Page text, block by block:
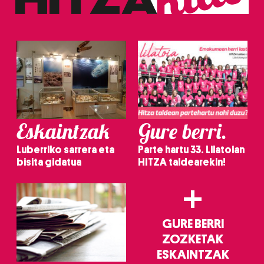
Eskaintzak
Luberriko sarrera eta
bisita gidatua
Gure berri.
Parte hartu 33. Lilatoian
HITZA taldearekin!
+
GURE BERRI
ZOZKETAK
ESKAINTZAK